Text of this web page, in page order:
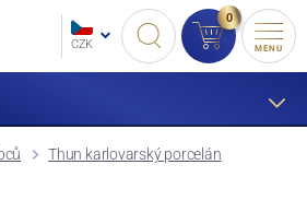
CZK
0
MENU
Thun karlovarský porcelán